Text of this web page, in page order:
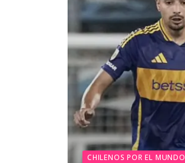
CHILENOS POR EL MUNDO